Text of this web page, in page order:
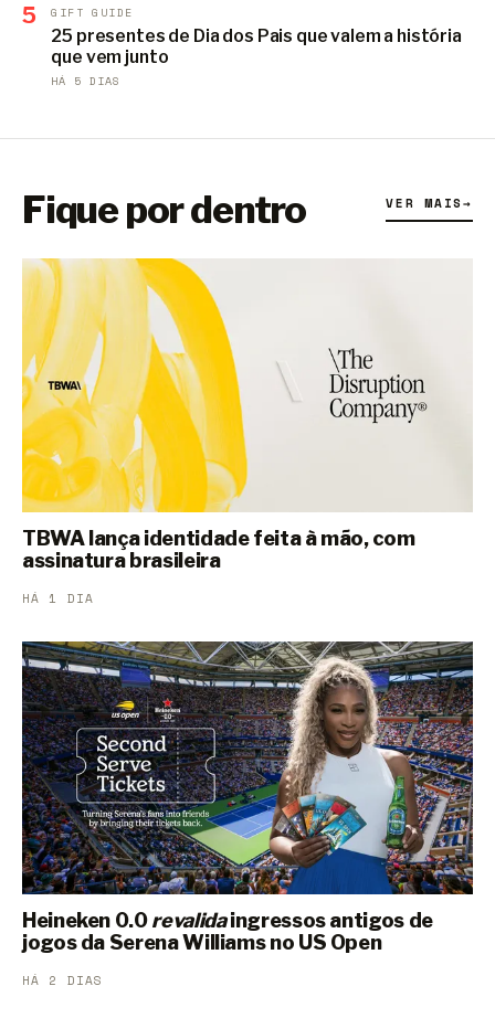
5 GIFT GUIDE
25 presentes de Dia dos Pais que valem a história
que vem junto
HÁ 5 DIAS
Fique por dentro VER MAIS→
TBWA lança identidade feita à mão, com
assinatura brasileira
HÁ 1 DIA
Heineken 0.0revalidaingressos antigos de
jogos da Serena Williams no US Open
HÁ 2 DIAS